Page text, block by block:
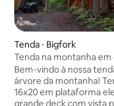
Tenda ⋅ Bigfork
Tenda na montanha em
no lago Flathead
Bem-vindo à nossa
árvore da montanha!
16x20 em plataforma
grande deck com vista